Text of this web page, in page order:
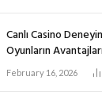
Canlı Casino
Oyunların
February 16, 2026